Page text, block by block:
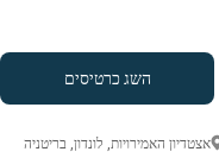
השג כרטיסים
אצטדיון האמירויות, לונדון, בריטניה